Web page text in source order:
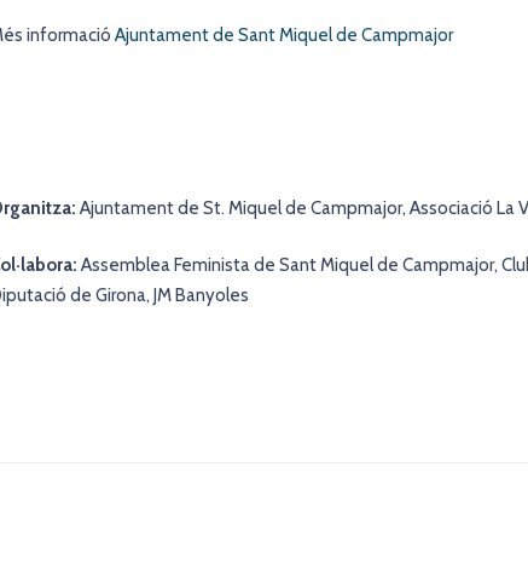
informació Ajuntament de Sant Miquel de Campmajor
Ajuntament de St. Miquel de Campmajor, Associació La
Assemblea Feminista de Sant Miquel de Campmajor,
de Girona, JM Banyoles